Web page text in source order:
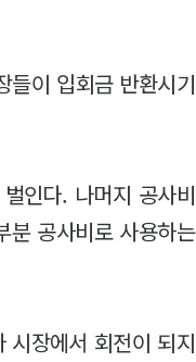
이 입회금 반환시기
인다. 나머지 공사비
공사비로 사용하는
시장에서 회전이 되지